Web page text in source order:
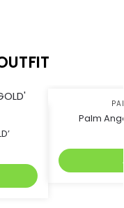
Palm
antes que